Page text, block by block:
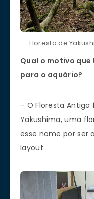
Floresta de
Qual o motivo que
para o aquário?
– O Floresta
Yakushima, uma
esse nome por ser
layout.